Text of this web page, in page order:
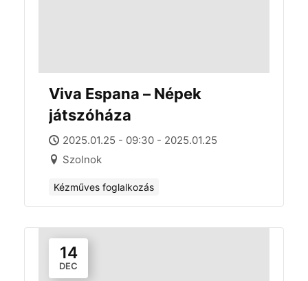
Viva Espana – Népek
játszóháza
2025.01.25 - 09:30 - 2025.01.25
Szolnok
Kézműves foglalkozás
14
DEC